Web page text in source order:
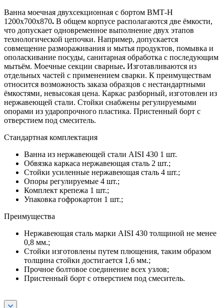
Ванна моечная двухсекционная с бортом ВМТ-Н
1200х700х870. В общем корпусе располагаются две ёмкости,
что допускает одновременное выполнение двух этапов
технологической цепочки. Например, допускается
совмещение размораживания и мытья продуктов, помывка и
ополаскивание посуды, санитарная обработка с последующим
мытьём. Моечные секции сварные. Изготавливаются из
отдельных частей с применением сварки. К преимуществам
относится возможность заказа образцов с нестандартными
ёмкостями, невысокая цена. Каркас разборный, изготовлен из
нержавеющей стали. Стойки снабжены регулируемыми
опорами из ударопрочного пластика. Пристенный борт с
отверстием под смеситель.
Стандартная комплектация
Ванна из нержавеющей стали AISI 430 1 шт.
Обвязка каркаса нержавеющая сталь 2 шт.;
Стойки усиленные нержавеющая сталь 4 шт.;
Опоры регулируемые 4 шт.;
Комплект крепежа 1 шт.;
Упаковка гофрокартон 1 шт.;
Преимущества
Нержавеющая сталь марки AISI 430 толщиной не менее
0,8 мм.;
Стойки изготовлены путем плющения, таким образом
толщина стойки достигается 1,6 мм.;
Прочное болтовое соединение всех узлов;
Пристенный борт с отверстием под смеситель.